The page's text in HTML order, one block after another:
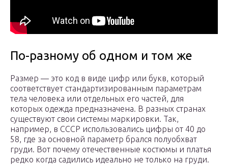
По-разному об одном и том же
Размер — это код в виде цифр или букв, который
соответствует стандартизированным параметрам
тела человека или отдельных его частей, для
которых одежда предназначена. В разных странах
существуют свои системы маркировки. Так,
например, в СССР использовались цифры от 40 до
58, где за основной параметр брался полуобхват
груди. Вот почему отечественные костюмы и платья
редко когда садились идеально не только на груди.